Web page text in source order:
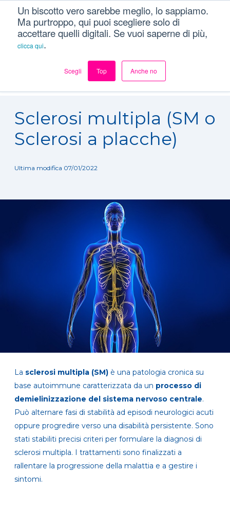
Un biscotto vero sarebbe meglio, lo sappiamo.
Ma purtroppo, qui puoi scegliere solo di
accettare quelli digitali. Se vuoi saperne di più,
clicca qui.
Scegli Top Anche no
Patologie/
Sclerosi multipla (SM o Sclerosi a
Sclerosi multipla (SM o
Sclerosi a placche)
Ultima modifica 07/01/2022
La sclerosi multipla (SM) è una patologia cronica su
base autoimmune caratterizzata da un processo di
demielinizzazione del sistema nervoso centrale.
Può alternare fasi di stabilità ad episodi neurologici acuti
oppure progredire verso una disabilità persistente. Sono
stati stabiliti precisi criteri per formulare la diagnosi di
sclerosi multipla. I trattamenti sono finalizzati a
rallentare la progressione della malattia e a gestire i
sintomi.